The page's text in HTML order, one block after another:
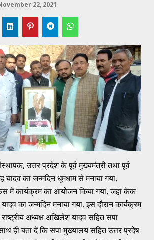
22, 2021
उत्तर प्रदेश के पूर्व मुख्यमंत्री तथा पूर्व
यादव का जन्मदिन धूमधाम से मनाया गया,
में कार्यक्रम का आयोजन किया गया, जहां केक
का जन्मदिन मनाया गया, इस दौरान कार्यक्रम
राष्ट्रीय अध्यक्ष अखिलेश यादव सहित सपा
ही बता दें कि सपा मुख्यालय सहित उत्तर प्रदेष